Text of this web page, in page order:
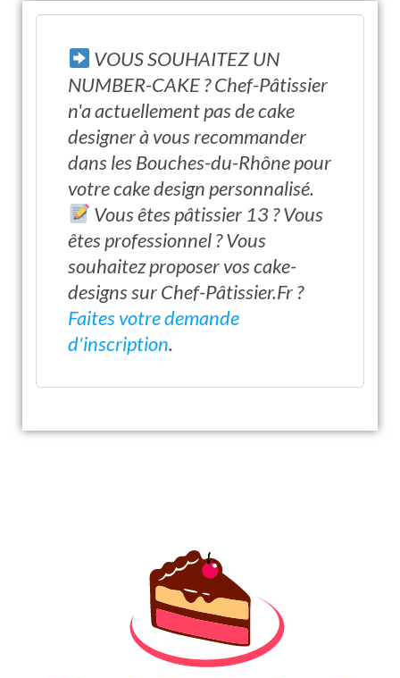
VOUS SOUHAITEZ UN
NUMBER-CAKE ? Chef-Pâtissier
n'a actuellement pas de cake
designer à vous recommander
dans les Bouches-du-Rhône pour
votre cake design personnalisé.
Vous êtes pâtissier 13 ? Vous
êtes professionnel ? Vous
souhaitez proposer vos cake-
designs sur Chef-Pâtissier.Fr ?
Faites votre demande
d'inscription.